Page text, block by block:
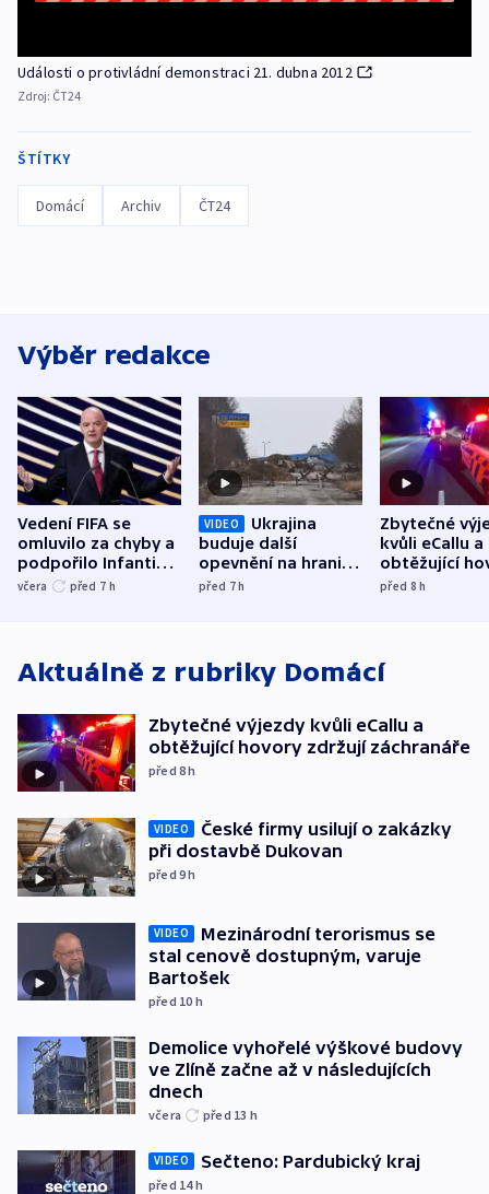
Události o protivládní demonstraci 21. dubna 2012
Zdroj: ČT24
ŠTÍTKY
Domácí Archiv ČT24
Výběr redakce
Vedení FIFA se
omluvilo za chyby a
podpořilo Infantina.
UEFA trvá na
včera před 7 h
VIDEO
Ukrajina
buduje další
opevnění na hranici
s Běloruskem
před 7h
Zbytečné
kvůli eCallu a
obtěžující
zdržují
před 8h
Aktuálně z rubriky Domácí
Zbytečné výjezdy kvůli eCallu a
obtěžující hovory zdržují záchranáře
před 8h
VIDEO
České firmy usilují o zakázky
při dostavbě Dukovan
před 9h
VIDEO
Mezinárodní terorismus se
stal cenově dostupným, varuje
Bartošek
před 10 h
Demolice vyhořelé výškové budovy
ve Zlíně začne až v následujících
dnech
včera před 13 h
VIDEO Sečteno: Pardubický kraj
před 14h